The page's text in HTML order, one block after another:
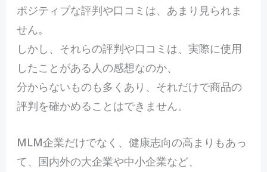
ポジティブな評判や口コミは、あまり見られま
せん。
しかし、それらの評判や口コミは、実際に使用
したことがある人の感想なのか、
分からないものも多くあり、それだけで商品の
評判を確かめることはできません。
MLM企業だけでなく、健康志向の高まりもあっ
て、国内外の大企業や中小企業など、